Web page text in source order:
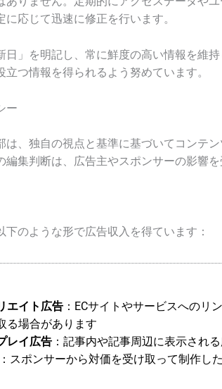
応じて迅速に修正を行います。
日」を明記し、常に鮮度の高い情報を維
つ情報を得られるよう努めています。
ー
は、独自の視点と基準に基づいてコンテ
編集判断は、広告主やスポンサーの影響
のような形で広告収入を得ています：
エイト広告 ：ECサイトやサービスへのリ
る場合があります
レイ広告 ：記事内や記事周辺に表示され
：スポンサーから対価を受け取って制作し